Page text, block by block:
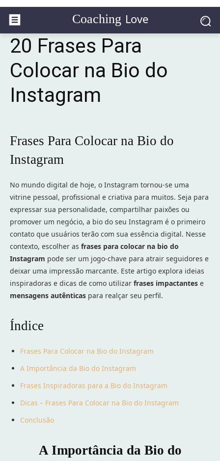
Coaching Love
20 Frases Para
Colocar na Bio do
Instagram
Frases Para Colocar na Bio do
Instagram
No mundo digital de hoje, o Instagram tornou-se uma
vitrine pessoal, profissional e criativa para muitos. Seja para
expressar sua personalidade, compartilhar paixões ou
promover um negócio, a bio do seu Instagram é o primeiro
contato que usuários terão com sua essência digital. Nesse
contexto, escolher as frases para colocar na bio do
Instagram pode ser um jogo-chave para atrair seguidores e
deixar uma impressão marcante. Este artigo explora ideias
inspiradoras e dicas de como utilizar frases impactantes e
mensagens autênticas para realçar seu perfil.
Índice
Frases Para Colocar na Bio do Instagram
A Importância da Bio do Instagram
Frases Inspiradoras para a Bio do Instagram
Dicas – Frases Para Colocar na Bio do Instagram
Conclusão
A Importância da Bio do